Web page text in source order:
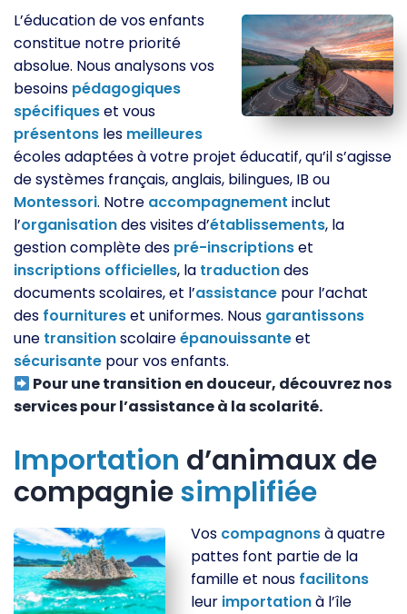
L’éducation de vos enfants
constitue notre priorité
absolue. Nous analysons vos
besoins pédagogiques
spécifiqueset vous
présentons les meilleures
écoles adaptées à votre projet éducatif, qu’il s’agisse
de systèmes français, anglais, bilingues, IB ou
Montessori. Notre accompagnement inclut
l’organisationdes visites d’établissements, la
gestion complète des pré-inscriptionset
inscriptions officielles, la traductiondes
documents scolaires, et l’assistance pour l’achat
des fournitureset uniformes. Nous garantissons
une transitionscolaireépanouissanteet
sécurisante pour vos enfants.
Pour une transition en douceur, découvrez nos
services pour l’assistance à la scolarité.
Importation d’animaux de
compagniesimplifiée
Vos compagnonsà quatre
pattes font partie de la
famille et nous facilitons
leur importationà l’île